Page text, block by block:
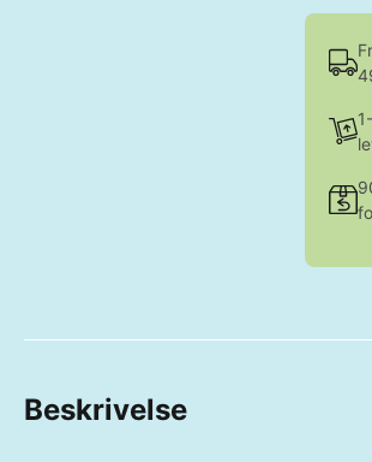
Beskrivelse